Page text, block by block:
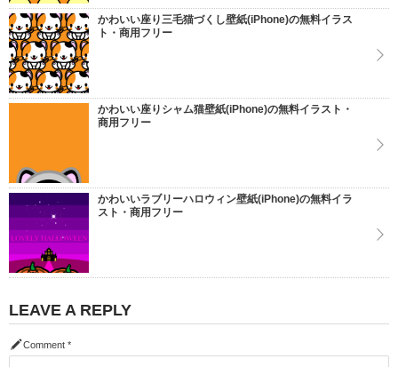
かわいい座り三毛猫づくし壁紙(iPhone)の無料イラス
ト・商用フリー
かわいい座りシャム猫壁紙(iPhone)の無料イラスト・
商用フリー
かわいいラブリーハロウィン壁紙(iPhone)の無料イラ
スト・商用フリー
LEAVE A REPLY
Comment *